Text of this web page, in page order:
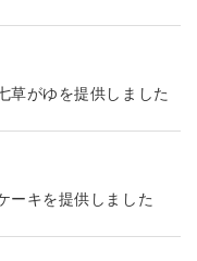
草がゆを提供しました
ーキを提供しました